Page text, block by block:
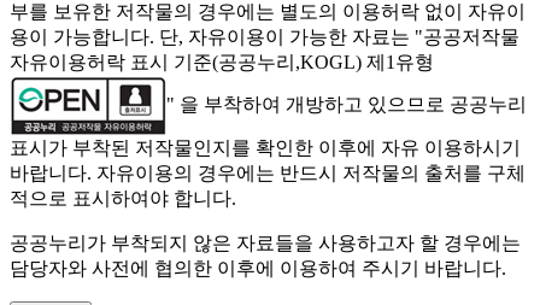
부를 보유한 저작물의 경우에는 별도의 이용허락 없이 자유이
용이 가능합니다. 단, 자유이용이 가능한 자료는 "공공저작물
자유이용허락 표시 기준(공공누리,KOGL) 제1유형
" 을 부착하여 개방하고 있으므로 공공누리
표시가 부착된 저작물인지를 확인한 이후에 자유 이용하시기
바랍니다. 자유이용의 경우에는 반드시 저작물의 출처를 구체
적으로 표시하여야 합니다.
공공누리가 부착되지 않은 자료들을 사용하고자 할 경우에는
담당자와 사전에 협의한 이후에 이용하여 주시기 바랍니다.